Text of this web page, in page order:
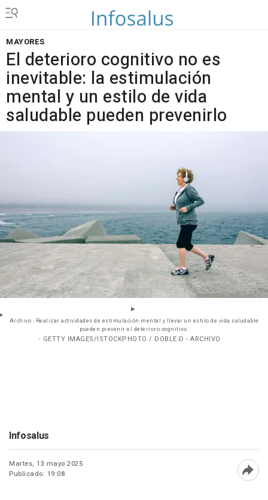
MAYORES
El deterioro cognitivo no es
inevitable: la estimulación
mental y un estilo de vida
saludable pueden prevenirlo
Archivo - Realizar actividades de estimulación mental y llevar un estilo de vida saludable
pueden prevenir el deterioro cognitivo.
- GETTY IMAGES/ISTOCKPHOTO / DOBLE-D - ARCHIVO
Infosalus
Martes, 13 mayo 2025
Publicado: 19:08